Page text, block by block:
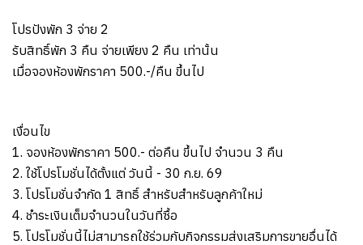
โปรปังพัก 3 จ่าย 2
รับสิทธิ์พัก 3 คืน จ่ายเพียง 2 คืน เท่านั้น
เมื่อจองห้องพักราคา 500.-/คืน ขึ้นไป
เงื่อนไข
1. จองห้องพักราคา 500.- ต่อคืน ขึ้นไป จำนวน 3 คืน
2. ใช้โปรโมชั่นได้ตั้งแต่ วันนี้ - 30 ก.ย. 69
3. โปรโมชั่นจำกัด 1 สิทธิ์ สำหรับสำหรับลูกค้าใหม่
4. ชำระเงินเต็มจำนวนในวันที่ซื้อ
5. โปรโมชั่นนี้ไม่สามารถใช้ร่วมกับกิจกรรมส่งเสริมการขายอื่นได้